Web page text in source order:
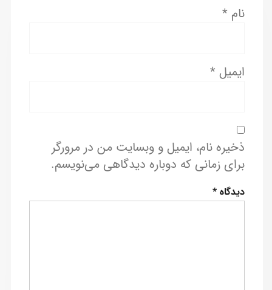
نام *
ایمیل *
ذخیره نام، ایمیل و وبسایت من در مرورگر
برای زمانی که دوباره دیدگاهی می‌نویسم.
دیدگاه*